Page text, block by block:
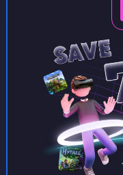
Hosting VPS
GTA 5
Godlike Panel
Garry's Mod
Fakturowanie
Factorio
Enshrouded